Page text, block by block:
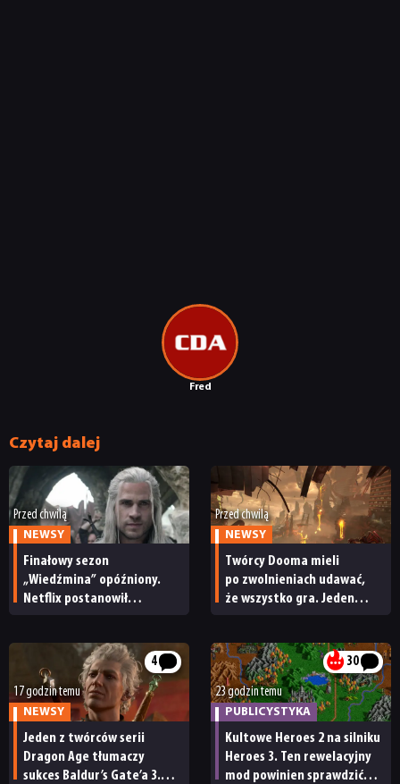
Fred
Czytaj dalej
Przed chwilą
NEWSY
Finałowy sezon
„Wiedźmina” opóźniony.
Netflix postanowił
Przed chwilą
NEWSY
Twórcy Dooma mieli
po zwolnieniach udawać,
że wszystko gra. Jeden
4
17 godzin temu
NEWSY
Jeden z twórców serii
Dragon Age tłumaczy
sukces Baldur’s Gate’a 3.
30
23 godzin temu
PUBLICYSTYKA
Kultowe Heroes 2 na silniku
Heroes 3. Ten rewelacyjny
mod powinien sprawdzić